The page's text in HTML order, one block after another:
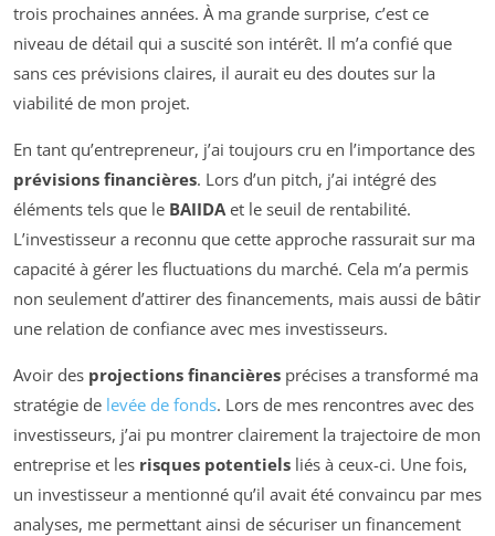
trois prochaines années. À ma grande surprise, c’est ce
niveau de détail qui a suscité son intérêt. Il m’a confié que
sans ces prévisions claires, il aurait eu des doutes sur la
viabilité de mon projet.
En tant qu’entrepreneur, j’ai toujours cru en l’importance des
prévisions financières. Lors d’un pitch, j’ai intégré des
éléments tels que le BAIIDA et le seuil de rentabilité.
L’investisseur a reconnu que cette approche rassurait sur ma
capacité à gérer les fluctuations du marché. Cela m’a permis
non seulement d’attirer des financements, mais aussi de bâtir
une relation de confiance avec mes investisseurs.
Avoir des projections financières précises a transformé ma
stratégie de levée de fonds. Lors de mes rencontres avec des
investisseurs, j’ai pu montrer clairement la trajectoire de mon
entreprise et les risques potentiels liés à ceux-ci. Une fois,
un investisseur a mentionné qu’il avait été convaincu par mes
analyses, me permettant ainsi de sécuriser un financement